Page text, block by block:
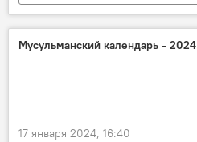
Видео
Россия
Армия и вооружение
Мусульманский календарь - 2024
17 января 2024, 16:40